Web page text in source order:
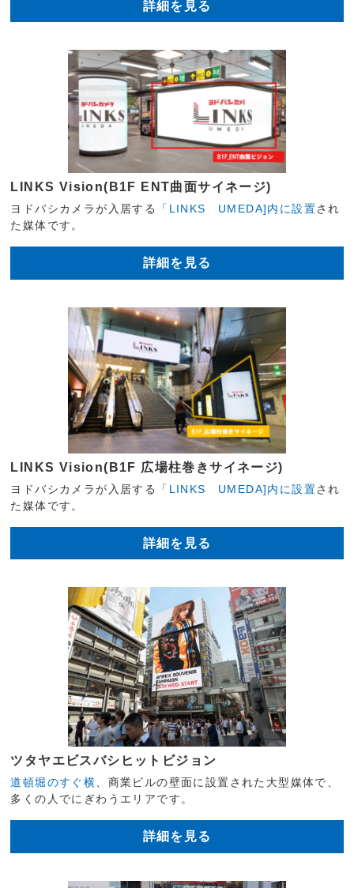
詳細を見る
LINKS Vision(B1F ENT曲面サイネージ)
ヨドバシカメラが入居する 「LINKS UMEDA]内に設置され
た媒体です。
詳細を見る
LINKS Vision(B1F 広場柱巻きサイネージ)
ヨドバシカメラが入居する 「LINKS UMEDA]内に設置され
た媒体です。
詳細を見る
ツタヤエビスバシヒットビジョン
道頓堀のすぐ横 、商業ビルの壁面に設置された大型媒体で、
多くの人でにぎわうエリアです。
詳細を見る